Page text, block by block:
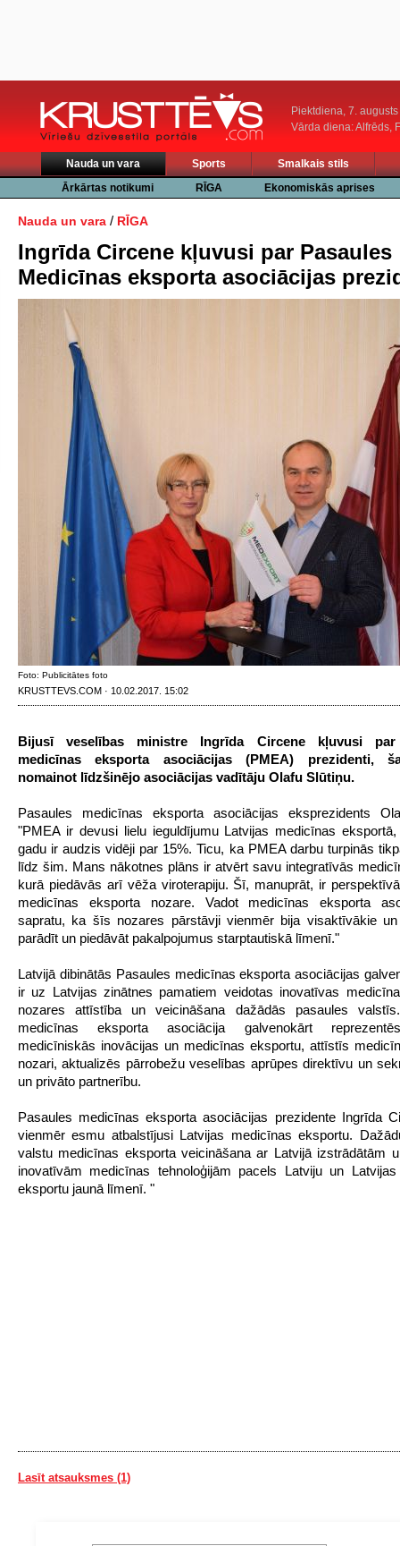
Piektdiena, 7. augusts
Vārda diena: Alfrēds,
Nauda un vara Sports
Smalkais stils
Ārkārtas notikumi
RĪGA Ekonomiskās aprises
Nauda un vara / RĪGA
Ingrīda Circene kļuvusi par Pasaules
Medicīnas eksporta asociācijas
Foto: Publicitātes foto
KRUSTTEVS.COM · 10.02.2017. 15:02
Bijusī veselības ministre Ingrīda Circene kļuvusi par
medicīnas eksporta asociācijas (PMEA) prezidenti,
nomainot līdzšinējo asociācijas vadītāju Olafu Slūtiņu.
Pasaules medicīnas eksporta asociācijas eksprezidents
"PMEA ir devusi lielu ieguldījumu Latvijas medicīnas
gadu ir audzis vidēji par 15%. Ticu, ka PMEA darbu turpinās
līdz šim. Mans nākotnes plāns ir atvērt savu integratīvās
kurā piedāvās arī vēža viroterapiju. Šī, manuprāt, ir
medicīnas eksporta nozare. Vadot medicīnas eksporta
sapratu, ka šīs nozares pārstāvji vienmēr bija visaktīvākie
parādīt un piedāvāt pakalpojumus starptautiskā līmenī."
Latvijā dibinātās Pasaules medicīnas eksporta asociācijas
ir uz Latvijas zinātnes pamatiem veidotas inovatīvas
nozares attīstība un veicināšana dažādās pasaules
medicīnas eksporta asociācija galvenokārt
medicīniskās inovācijas un medicīnas eksportu, attīstīs
nozari, aktualizēs pārrobežu veselības aprūpes direktīvu un
un privāto partnerību.
Pasaules medicīnas eksporta asociācijas prezidente Ingrīda
vienmēr esmu atbalstījusi Latvijas medicīnas eksportu.
valstu medicīnas eksporta veicināšana ar Latvijā izstrādātām
inovatīvām medicīnas tehnoloģijām pacels Latviju un
eksportu jaunā līmenī. "
Lasīt atsauksmes (1)